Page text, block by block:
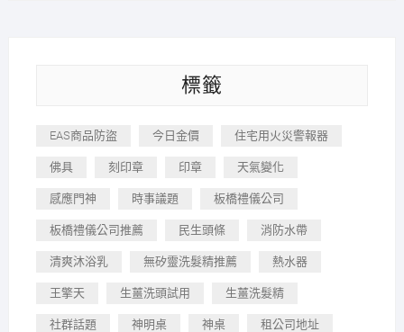
標籤
EAS商品防盜 今日金價 住宅用火災警報器
佛具 刻印章 印章 天氣變化
感應門神 時事議題 板橋禮儀公司
板橋禮儀公司推薦 民生頭條 消防水帶
清爽沐浴乳 無矽靈洗髮精推薦 熱水器
王擎天 生薑洗頭試用 生薑洗髮精
社群話題 神明桌 神桌 租公司地址